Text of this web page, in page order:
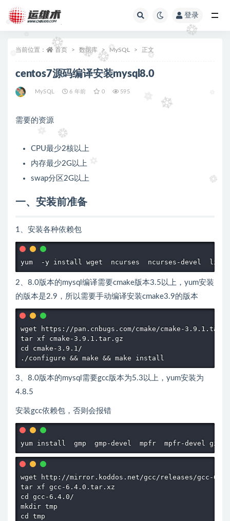
登录
当前位置： 首页 数据库 MySQL 正文
centos7源码编译安装mysql8.0
MySQL 6 年前 0 595
需要的资源
CPU最少2核以上
内存最少2G以上
swap分区2G以上
一、安装前准备
1、安装各种依赖包
yum  -y install wget  ncurses  ncurses-devel
2、8.0版本的mysql编译需要cmake版本3.5以上，yum安装
的版本是2.9，所以需要手动编译安装cmake3.9的版本
wget https://pan.cnbugs.com/cmake/cmake-
tar xf cmake-3.9.1.tar.gz
cd cmake-3.9.1/
./configure && make && make install
3、8.0版本的mysql需要gcc版本为5.3以上，yum安装为
4.8.5
安装gcc依赖包，否则会报错
yum install  gmp  gmp-devel  mpfr  mpfr-devel git
wget http://mirror.koddos.net/gcc/releases/gcc-
tar xf gcc-6.4.0.tar.xz
cd gcc-6.4.0/
mkdir tmp
cd tmp